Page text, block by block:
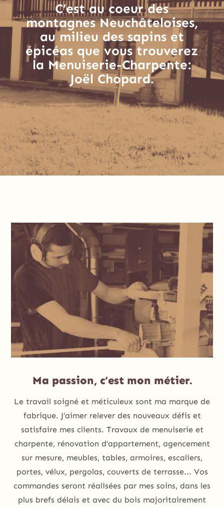
C’est au coeur des
montagnes Neuchâteloises,
au milieu des sapins et
épicéas que vous trouverez
la Menuiserie-Charpente:
Joël Chopard.
Ma passion, c’est mon métier.
Le travail soigné et méticuleux sont ma marque de
fabrique. J’aimer relever des nouveaux défis et
satisfaire mes clients. Travaux de menuiserie et
charpente, rénovation d’appartement, agencement
sur mesure, meubles, tables, armoires, escaliers,
portes, vélux, pergolas, couverts de terrasse... Vos
commandes seront réalisées par mes soins, dans les
plus brefs délais et avec du bois majoritairement